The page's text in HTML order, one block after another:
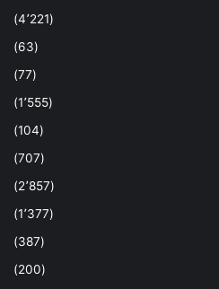
(4٬221)
(63)
(77)
(1٬555)
(104)
(707)
(2٬857)
(1٬377)
(387)
(200)